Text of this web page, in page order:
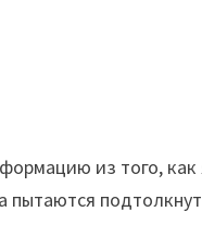
из того, как
пытаются